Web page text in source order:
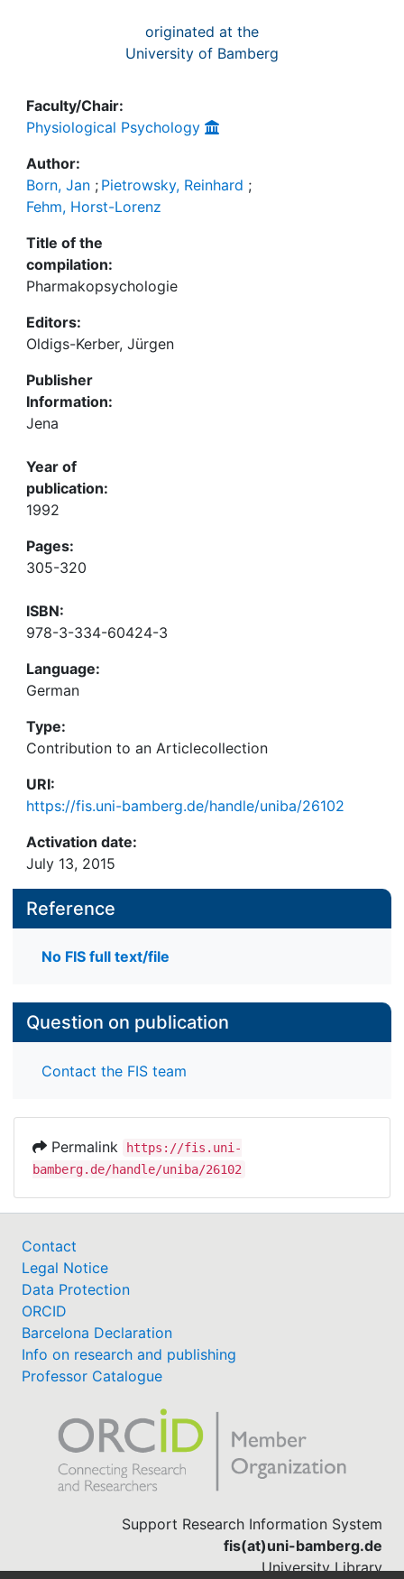
originated at the
University of Bamberg
Faculty/Chair:
Physiological Psychology
Author:
Born, Jan ; Pietrowsky, Reinhard ;
Fehm, Horst-Lorenz
Title of the
compilation:
Pharmakopsychologie
Editors:
Oldigs-Kerber, Jürgen
Publisher
Information:
Jena
Year of
publication:
1992
Pages:
305-320
ISBN:
978-3-334-60424-3
Language:
German
Type:
Contribution to an Articlecollection
URI:
https://fis.uni-bamberg.de/handle/uniba/26102
Activation date:
July 13, 2015
Reference
No FIS full text/file
Question on publication
Contact the FIS team
Permalink
https://fis.uni-
bamberg.de/handle/uniba/26102
Contact
Legal Notice
Data Protection
ORCID
Barcelona Declaration
Info on research and publishing
Professor Catalogue
Support Research Information System
fis(at)uni-bamberg.de
University Library